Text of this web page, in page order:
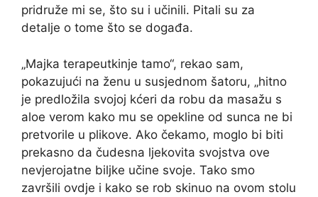
pridruže mi se, što su i učinili. Pitali su za
detalje o tome što se događa.
„Majka terapeutkinje tamo“, rekao sam,
pokazujući na ženu u susjednom šatoru, „hitno
je predložila svojoj kćeri da robu da masažu s
aloe verom kako mu se opekline od sunca ne bi
pretvorile u plikove. Ako čekamo, moglo bi biti
prekasno da čudesna ljekovita svojstva ove
nevjerojatne biljke učine svoje. Tako smo
završili ovdje i kako se rob skinuo na ovom stolu